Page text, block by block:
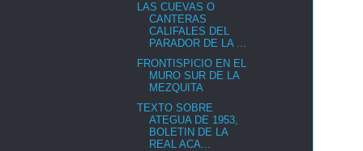
LAS CUEVAS O
CANTERAS
CALIFALES DEL
PARADOR DE LA ...
FRONTISPICIO EN EL
MURO SUR DE LA
MEZQUITA
TEXTO SOBRE
ATEGUA DE 1953,
BOLETIN DE LA
REAL ACA...